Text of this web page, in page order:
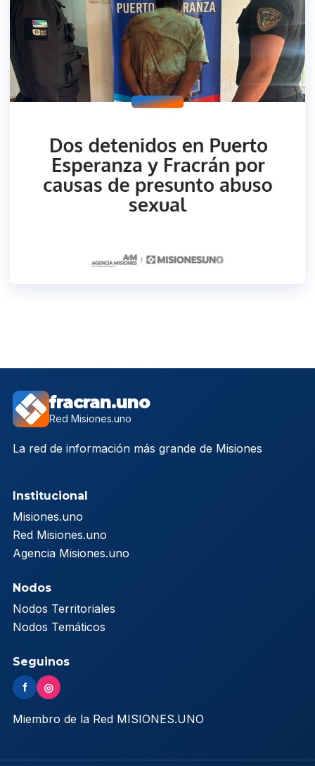
fracran.uno
Red Misiones.uno
La red de información más grande de Misiones
Institucional
Misiones.uno
Red Misiones.uno
Agencia Misiones.uno
Nodos
Nodos Territoriales
Nodos Temáticos
Seguinos
f ◎
Miembro de la Red MISIONES.UNO